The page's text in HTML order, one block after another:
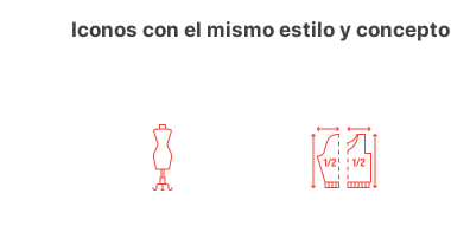
Iconos con el mismo estilo y concepto